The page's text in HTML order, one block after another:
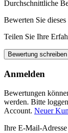
Durchschnittliche
Bewerten Sie
Teilen Sie Ihre
Bewertung schreiben
Anmelden
Bewertungen
werden. Bitte
Account. Neuer
Ihre E-Mail-Adresse